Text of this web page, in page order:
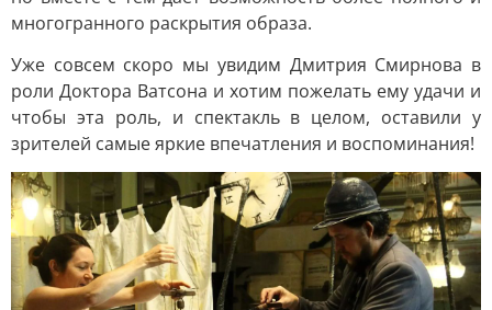
многогранного раскрытия образа.
Уже совсем скоро мы увидим Дмитрия Смирнова в
роли Доктора Ватсона и хотим пожелать ему удачи и
чтобы эта роль, и спектакль в целом, оставили у
зрителей самые яркие впечатления и воспоминания!